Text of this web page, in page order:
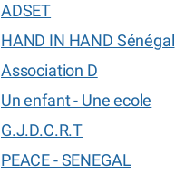
ADSET
HAND IN HAND Sénégal
Association D
Un enfant - Une ecole
G.J.D.C.R.T
PEACE - SENEGAL